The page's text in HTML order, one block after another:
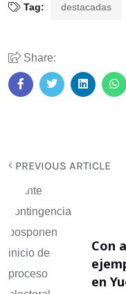
Tag: destacadas
Share:
PREVIOUS ARTICLE
Con
en